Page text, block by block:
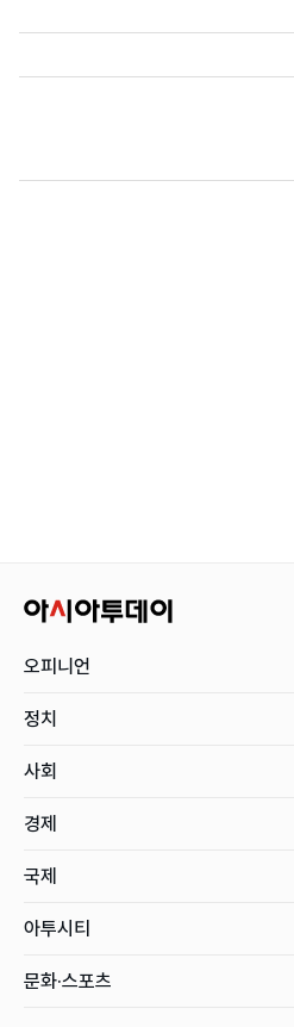
오피니언
정치
사회
경제
국제
아투시티
문화·스포츠